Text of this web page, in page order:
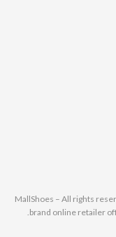
© 2025 MallShoes – All
brand online retailer